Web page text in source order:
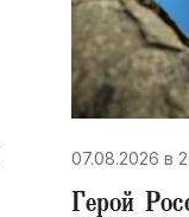
07.08.2026 в
Герой